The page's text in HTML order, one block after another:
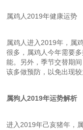
属鸡人2019年健康运势
属鸡人进入2019年，属
很多，属鸡人今年需要
能。另外，季节交替期
该多做预防，以免出现较
属狗人2019年运势解析
进入2019年己亥猪年，